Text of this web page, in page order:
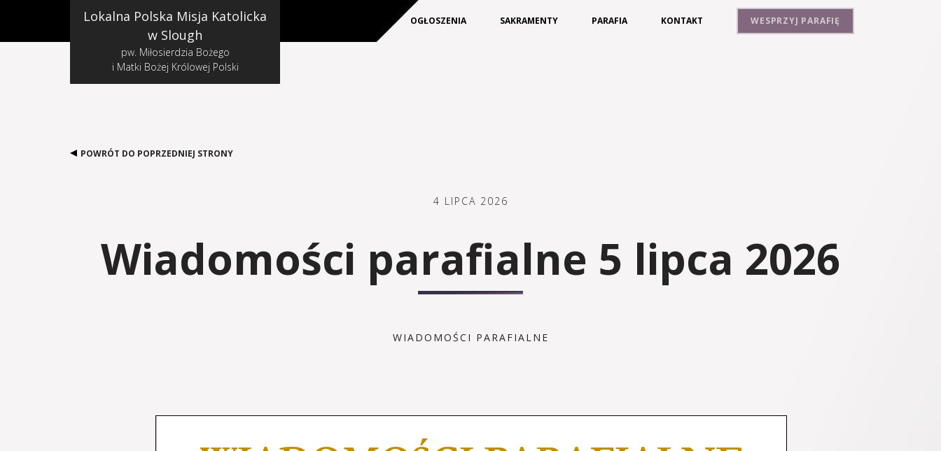
Lokalna Polska Misja Katolicka
w Slough
pw. Miłosierdzia Bożego
i Matki Bożej Królowej Polski
OGŁOSZENIA SAKRAMENTY PARAFIA KONTAKT WESPRZYJ PARAFIĘ
POWRÓT DO POPRZEDNIEJ STRONY
4 LIPCA 2026
Wiadomości parafialne 5 lipca 2026
WIADOMOŚCI PARAFIALNE